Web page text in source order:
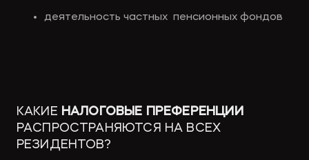
деятельность частных  пенсионных фондов
КАКИЕ
РАСПРОСТРАНЯЮТСЯ НА ВСЕХ
РЕЗИДЕНТОВ?